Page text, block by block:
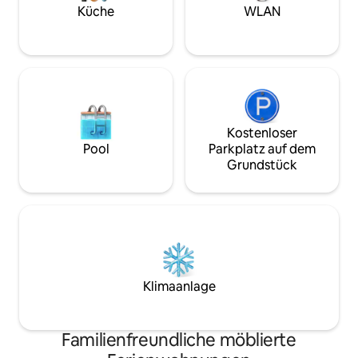
dem aus man überallhin in Paphos
Gebäude
Küche WLAN
Pool
Kostenloser
Parkplatz auf dem
Grundstück
Klimaanlage
Familienfreundliche möblierte